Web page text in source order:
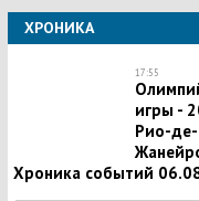
ХРОНИКА
17:55
игры -
Рио-де-
Хроника событий